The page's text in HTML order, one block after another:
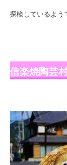
探検しているよう
信楽焼陶芸